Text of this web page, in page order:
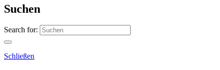
Suchen
Search for:
Schließen